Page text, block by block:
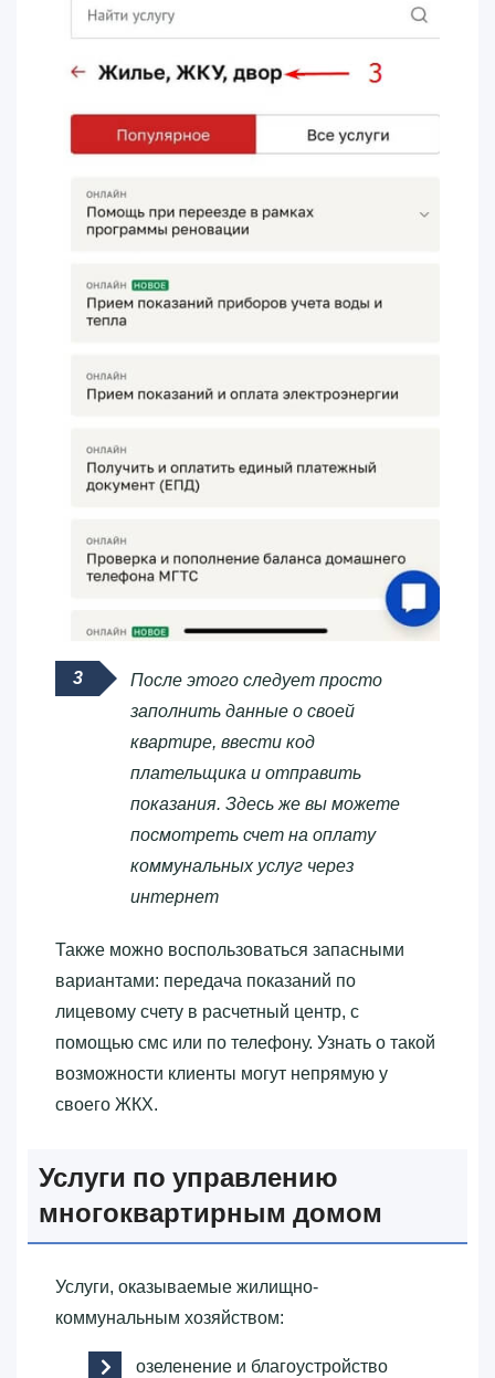
После этого следует просто
заполнить данные о своей
квартире, ввести код
плательщика и отправить
показания. Здесь же вы можете
посмотреть счет на оплату
коммунальных услуг через
интернет
Также можно воспользоваться запасными
вариантами: передача показаний по
лицевому счету в расчетный центр, с
помощью смс или по телефону. Узнать о такой
возможности клиенты могут непрямую у
своего ЖКХ.
Услуги по управлению
многоквартирным домом
Услуги, оказываемые жилищно-
коммунальным хозяйством:
озеленение и благоустройство